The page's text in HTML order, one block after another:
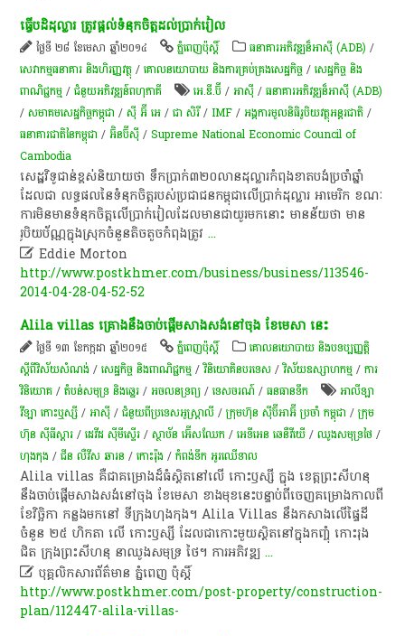
ធ្វើ​បដិដុល្លារ ត្រូវ​ផ្តល់​ទំនុកចិត្ត​ដល់​ប្រាក់​រៀល
ថ្ងៃទី ២៨ ខែមេសា ឆ្នាំ២០១៤ ភ្នំពេញប៉ុស្តិ៍ ធនាគារអភិវឌ្ឍន៏អាស៊ី (ADB) /
សេវាកម្មធនាគារ និងហិរញ្ញវត្ថុ /គោលនយោបាយ និងការគ្រប់គ្រងសេដ្ឋកិច្ច /សេដ្ឋកិច្ច និង
ពាណិជ្ជកម្ម /ជំនួយអភិវឌ្ឍន៍ពហុភាគី អេ.ឌី.ប៊ី /អាស៊ី /ធនាគារអភិវឌ្ឍន៏អាស៊ី (ADB)
/សមាគម​សេដ្ឋ​កិច្ច​កម្ពុជា​ /ស៊ី អ៊ី អេ /ជា សិរី/IMF /អង្គការមូលនិធិរូបិយវត្ថុអន្តរជាតិ /
ធនាគារជាតិនៃកម្ពុជា /អ៊ិនប៊ីស៊ី /Supreme National Economic Council of
Cambodia
សេដ្ឋវិទូ​ជាន់​ខ្ពស់​និយាយ​ថា ទឹកប្រាក់​៣២០​លាន​ដុល្លារ​កំពុង​ខាតបង់​ប្រចាំ​ឆ្នាំ​
ដែល​ជា លទ្ធផល​នៃ​ទំនុក​ចិត្ត​របស់​ប្រជាជន​កម្ពុជា​លើ​ប្រាក់​ដុល្លារ អាមេរិក ខណៈ​
ការ​មិនមាន​ទំនុក​ចិត្ត​លើ​ប្រាក់​រៀល​ដែល​មាន​ជា​យូរ​មក​នោះ មាន​ន័យ​ថា មាន​
រូបិយប័ណ្ណ​ក្នុង​ស្រុក​ចំនួន​តិចតួច​កំពុង​ត្រូវ...
 Eddie Morton
http://www.postkhmer.com/business/business/113546-
2014-04-28-04-52-52
Alila villas គ្រោងនឹងចាប់ផ្តើមសាងសង់នៅចុង ខែមេសា នេះ
ថ្ងៃទី ១៣ ខែកក្កដា ឆ្នាំ២០១៥ ភ្នំពេញប៉ុស្តិ៍
គោលនយោបាយ និងបទប្បញ្ញត្តិ
ស្តីពីវិស័យសំណង់ /សេដ្ឋកិច្ច និងពាណិជ្ជកម្ម /វិនិយោគិនបរទេស /វិស័យឧស្សាហកម្ម /ការ
វិនិយោគ /​តំបន់​សមុទ្រ និង​ឆ្នេរ​ /​អចលនទ្រព្យ​ /ទេសចរណ៍ /​ធនធាន​ទឹក​
អាលីឡា
វីឡា កោះឬស្សី /អាស៊ី /ជំនួយពីប្រទេសអូស្ត្រាលី /ក្រុមហ៊ុន ស៊ីប៊ីអាអ៊ី ប្រចាំ កម្ពុជា /ក្រុម
ហ៊ុន ស៊ីធីស្តារ /ដេវីដ ស៊ីមីស្ទើរ /ស្ថាប័ន អ៊ើសឈែក /អេទីអេន ឆេនឺវីយើ /ឈូងសមុទ្រថៃ /
ហុងកុង /ជីន លឺវីស ឆារន /កោះរ៉ុង /កំពង់ទឹក អូរឈើទាល
Alila villas គឺជា​គម្រោង​ដ៏​ធំ​ស្ថិត​នៅ​លើ កោះ​ឫស្សី ក្នុង ខេត្ត​ព្រះសីហនុ
នឹង​ចាប់ផ្តើម​សាង​សង់​នៅ​ចុង ខែ​មេសា ខាង​មុខ​នេះ​បន្ទាប់​ពី​ចេញ​គម្រោង​កាល​ពី
ខែ​វិច្ឆិកា កន្លង​មក​នៅ ទីក្រុង​ហុងកុង។ Alila Villas នឹង​កសាង​លើ​ផ្ទៃ​ដី​
ចំនួន ២៥ ហិកតា លើ កោះ​ឫស្សី ដែល​ជា​កោះ​មួយ​ស្ថិត​នៅ​ក្នុង​កញ្ចុំ កោះ​រុង
ជិត ក្រុង​ព្រះសីហនុ នា​ឈូង​សមុទ្រ ថៃ។ ការ​អភិវឌ្ឍ...
 បុគ្គលិកសារព័ត៌មាន ភ្នំពេញ ប៉ុស្តិ៍
http://www.postkhmer.com/post-property/construction-
plan/112447-alila-villas-